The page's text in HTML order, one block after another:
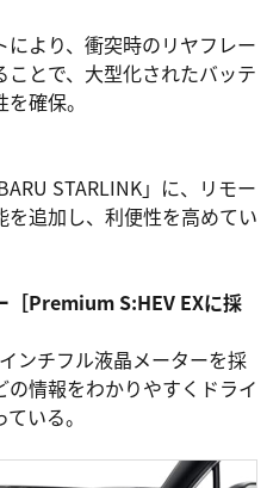
より、衝突時のリヤフレー
とで、大型化されたバッテ
確保。
STARLINK」に、リモー
を追加し、利便性を高めてい
［Premium S:HEV EXに採
ンチフル液晶メーターを採
情報をわかりやすくドライ
いる。